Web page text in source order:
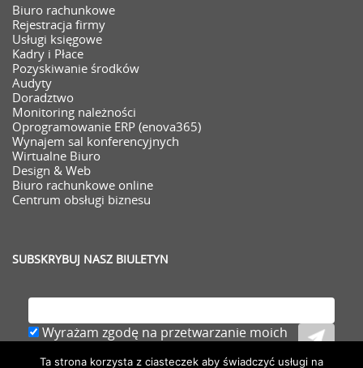
Biuro rachunkowe
Rejestracja firmy
Usługi księgowe
Kadry i Płace
Pozyskiwanie środków
Audyty
Doradztwo
Monitoring należności
Oprogramowanie ERP (enova365)
Wynajem sal konferencyjnych
Wirtualne Biuro
Design & Web
Biuro rachunkowe online
Centrum obsługi biznesu
SUBSKRYBUJ NASZ BIULETYN
Wyrażam zgodę na przetwarzanie moich
Ta strona korzysta z ciasteczek aby świadczyć usługi na